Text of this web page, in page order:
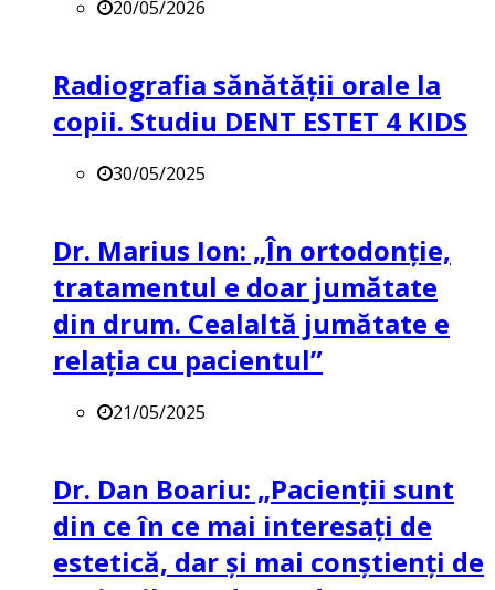
20/05/2026
Radiografia sănătății orale la
copii. Studiu DENT ESTET 4 KIDS
30/05/2025
Dr. Marius Ion: „În ortodonție,
tratamentul e doar jumătate
din drum. Cealaltă jumătate e
relația cu pacientul”
21/05/2025
Dr. Dan Boariu: „Pacienții sunt
din ce în ce mai interesați de
estetică, dar și mai conștienți de